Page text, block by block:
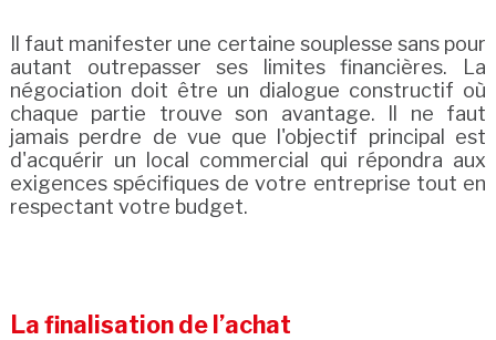
Il faut manifester une certaine souplesse sans pour
autant outrepasser ses limites financières. La
négociation doit être un dialogue constructif où
chaque partie trouve son avantage. Il ne faut
jamais perdre de vue que l'objectif principal est
d'acquérir un local commercial qui répondra aux
exigences spécifiques de votre entreprise tout en
respectant votre budget.
La finalisation de l’achat